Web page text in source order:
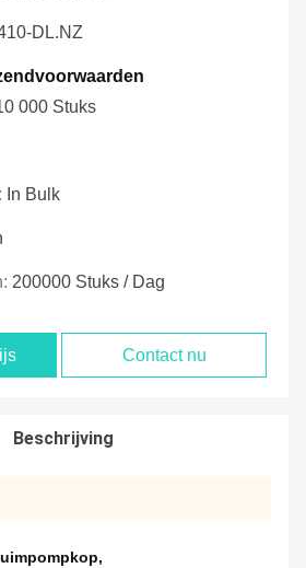
DL.NZ
000 Stuks
In Bulk
200000 Stuks / Dag
Contact nu
Beschrijving
,